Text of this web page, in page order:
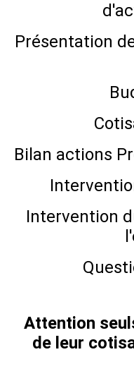
Présentation
Bilan actions
Intervention
Attention
de leur